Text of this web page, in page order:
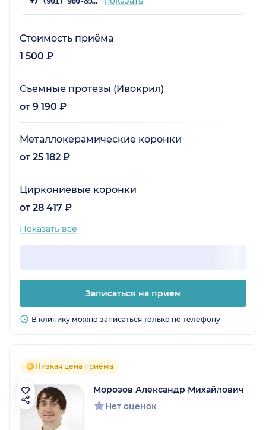
Стоимость приёма
1 500 ₽
Съемные протезы (Ивокрил)
от 9 190 ₽
Металлокерамические коронки
от 25 182 ₽
Циркониевые коронки
от 28 417 ₽
Показать все
Записаться на прием
В клинику можно записаться только по телефону
Низкая цена приёма
Морозов Александр Михайлович
Нет оценок